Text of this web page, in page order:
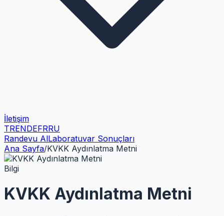
İletişim
TRENDEFRRU
Randevu AlLaboratuvar Sonuçları
Ana Sayfa/KVKK Aydınlatma Metni
Bilgi
KVKK Aydınlatma Metni